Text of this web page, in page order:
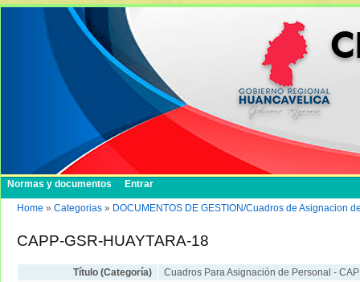
Normas y documentos Entrar
Home » Categorias » DOCUMENTOS DE GESTION/Cuadros de Asignacion
CAPP-GSR-HUAYTARA-18
Título (Categoría)
Cuadros Para Asignación de Personal - CAP